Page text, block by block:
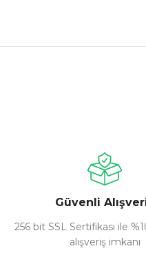
Güvenli
256 bit SSL Sertifikası ile
alışveriş imkanı